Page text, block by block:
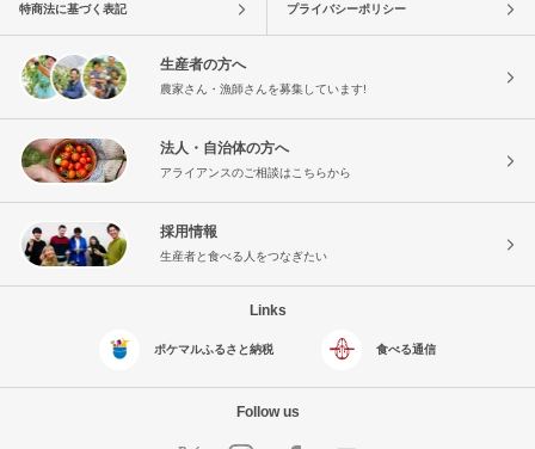
特商法に基づく表記 プライバシーポリシー
生産者の方へ
農家さん・漁師さんを募集しています!
法人・自治体の方へ
アライアンスのご相談はこちらから
採用情報
生産者と食べる人をつなぎたい
Links
ポケマルふるさと納税 食べる通信
Follow us